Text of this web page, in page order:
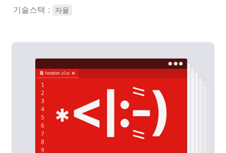
기술스택 :
자율